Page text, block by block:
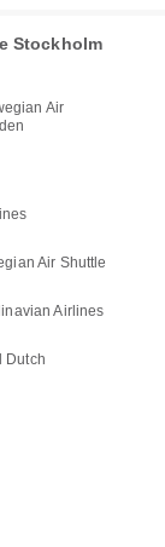
Stockholm
Air
Air Shuttle
Airlines
Dutch